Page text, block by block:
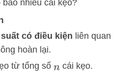
bao nhiêu cái kẹo?
có điều kiện liên quan
hoàn lại.
từ tổng số ncái kẹo.